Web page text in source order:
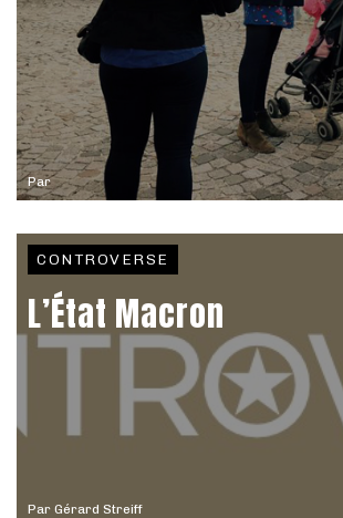
Par
Par Gérard Streiff
CONTROVERSE
L’État Macron